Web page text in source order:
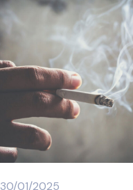
30/01/2025